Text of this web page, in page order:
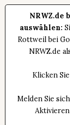
NRWZ.de
auswählen:
Rottweil bei
NRWZ.de
Klicken
Melden Sie
Aktivieren